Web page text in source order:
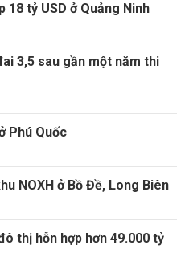
tỷ USD ở Quảng Ninh
3,5 sau gần một năm thi
Phú Quốc
NOXH ở Bồ Đề, Long Biên
thị hỗn hợp hơn 49.000 tỷ